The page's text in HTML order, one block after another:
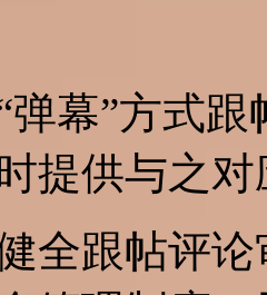
弹幕”方式
提供与之
全跟帖评